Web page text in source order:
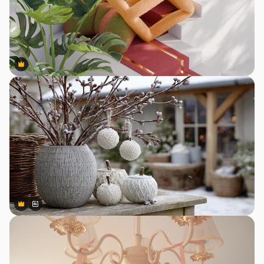
Premium
Premium
Premium
Premium
สร้างขึ้นโดย AI